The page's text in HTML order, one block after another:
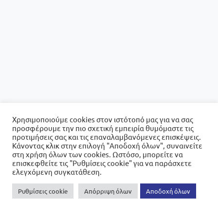
0
Χρησιμοποιούμε cookies στον ιστότοπό μας για να σας
προσφέρουμε την πιο σχετική εμπειρία θυμόμαστε τις
προτιμήσεις σας και τις επαναλαμβανόμενες επισκέψεις.
Κάνοντας κλικ στην επιλογή "Αποδοχή όλων", συναινείτε
στη χρήση όλων των cookies. Ωστόσο, μπορείτε να
επισκεφθείτε τις "Ρυθμίσεις cookie" για να παράσχετε
ελεγχόμενη συγκατάθεση.
Ρυθμίσεις cookie Απόρριψη όλων Αποδοχή όλων